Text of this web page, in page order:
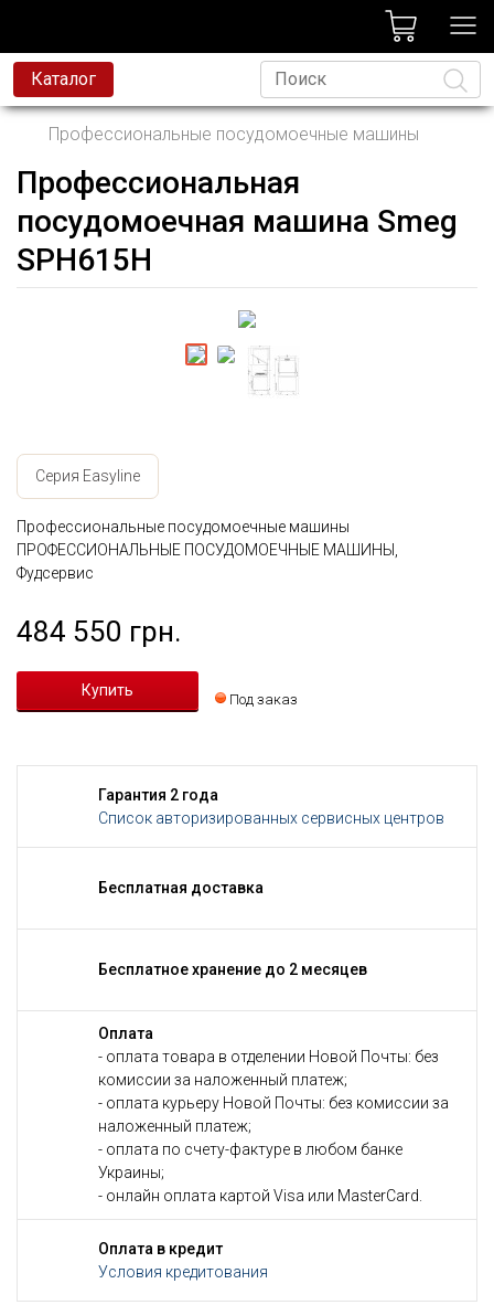
Каталог
Профессиональные посудомоечные машины
Профессиональная
посудомоечная машина Smeg
SPH615H
Серия Easyline
Профессиональные посудомоечные машины
ПРОФЕССИОНАЛЬНЫЕ ПОСУДОМОЕЧНЫЕ МАШИНЫ,
Фудсервис
484 550 грн.
Под заказ
Гарантия 2 года
Список авторизированных сервисных центров
Бесплатная доставка
Бесплатное хранение до 2 месяцев
Оплата
- оплата товара в отделении Новой Почты: без
комиссии за наложенный платеж;
- оплата курьеру Новой Почты: без комиссии за
наложенный платеж;
- оплата по счету-фактуре в любом банке
Украины;
- онлайн оплата картой Visa или MasterCard.
Оплата в кредит
Условия кредитования